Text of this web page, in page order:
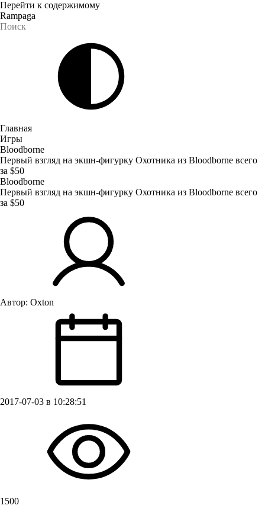
Перейти к содержимому
Rampaga
Главная
Игры
Bloodborne
Первый взгляд на экшн-фигурку Охотника из Bloodborne всего
за $50
Bloodborne
Первый взгляд на экшн-фигурку Охотника из Bloodborne всего
за $50
Автор: Oxton
2017-07-03 в 10:28:51
1500